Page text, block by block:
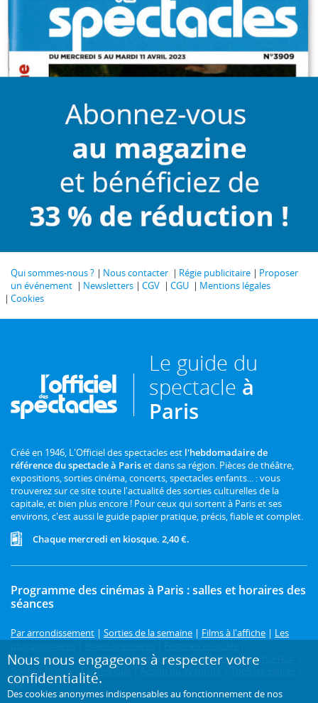
Qui sommes-nous ? Nous contacter Régie publicitaire
Proposer
un événement
Newsletters CGV CGU
Mentions légales
Cookies
Le guide du
spectacle à
Paris
Créé en 1946, L'Officiel des spectacles est l'hebdomadaire de
référence du spectacle à Pariset dans sa région. Pièces de théâtre,
expositions, sorties cinéma, concerts, spectacles enfants... : vous
trouverez sur ce site toute l'actualité des sorties culturelles de la
capitale, et bien plus encore ! Pour ceux qui sortent à Paris et ses
environs, c'est aussi le guide papier pratique, précis, fiable et complet.
Chaque mercredi en kiosque. 2,40 €.
Programme des cinémas à Paris : salles et horaires des
séances
Par arrondissement | Sorties de la semaine | Films à l'affiche | Les
Prochainement |Comédie|Drame |Thriller|Animation|
Science-fiction
|Fantastique Action ou aventure
3D
Nous nous engageons à respecter votre
confidentialité.
Des cookies anonymes indispensables au fonctionnement de nos